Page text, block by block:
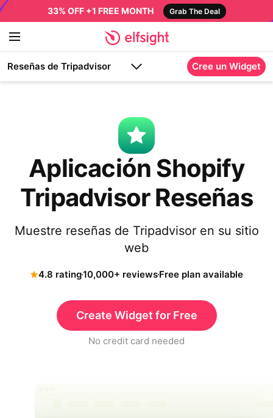
33% OFF +1 FREE MONTH Grab The Deal
Reseñas de Tripadvisor Cree un Widget
Aplicación Shopify
Tripadvisor Reseñas
Muestre reseñas de Tripadvisor en su sitio
web
4.8 rating10,000+ reviewsFree plan available
Create Widget for Free
No credit card needed